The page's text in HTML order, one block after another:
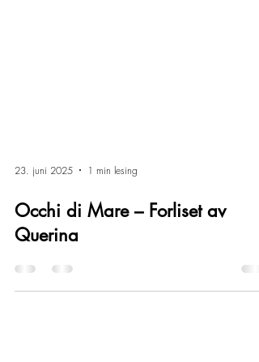
23. juni 2025 1 min lesing
Occhi di Mare – Forliset av
Querina